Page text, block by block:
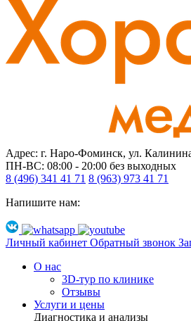
Адрес: г. Наро-Фоминск, ул.
ПН-ВС: 08:00 - 20:00 без выходных
8 (496) 341 41 71 8 (963) 973 41 71
Напишите нам:
Личный кабинет Обратный звонок
О нас
3D-тур по клинике
Отзывы
Услуги и цены
Диагностика и анализы